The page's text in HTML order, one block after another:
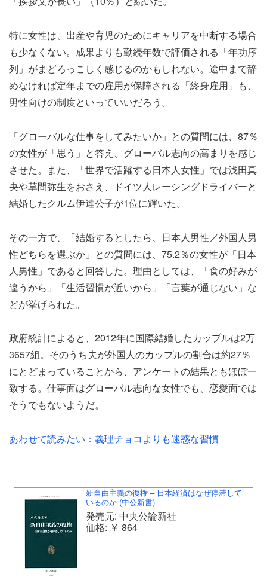
特に女性は、出産や育児のためにキャリアを中断する場合
も少なくない。成果よりも勤続年数で評価される「年功序
列」がまどろっこしく感じるのかもしれない。途中まで辞
めなければ定年までの雇用が保障される「終身雇用」も、
男性向けの制度といっていいだろう。
「グローバルな仕事をしてみたいか」との質問には、87％
の女性が「思う」と答え、グローバル志向の高まりを感じ
させた。また、「世界で活躍する日本人女性」では浅田真
央や草間弥生をおさえ、ドイツ人レーシングドライバーと
結婚したクルム伊達公子が1位に輝いた。
その一方で、「結婚するとしたら、日本人男性／外国人男
性どちらを選ぶか」との質問には、75.2％の女性が「日本
人男性」であると回答した。理由としては、「食の好みが
違うから」「生活習慣が近いから」「言葉が通じない」な
どが挙げられた。
政府統計によると、2012年に国際結婚したカップルは2万
3657組。そのうち夫が外国人のカップルの割合は約27％
にとどまっていることから、アンケートの結果ともほぼ一
致する。仕事面はグローバル志向な女性でも、恋愛面では
そうでもないようだ。
あわせて読みたい：義理チョコよりも迷惑な習慣
新自由主義の復権 – 日本経済はなぜ停滞して
いるのか (中公新書)
発売元: 中央公論新社
価格: ￥ 864